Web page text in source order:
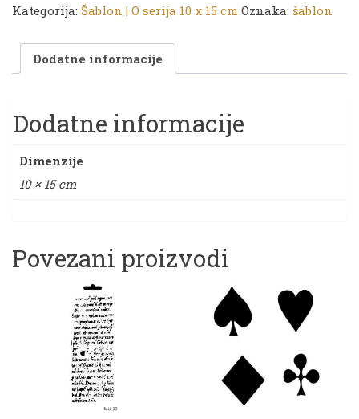
serija
10
15
O
010
količina
Kategorija: Šablon | O serija 10 x 15 cm Oznaka: šablon
Dodatne informacije
Dodatne informacije
Dimenzije
10 × 15 cm
Povezani proizvodi